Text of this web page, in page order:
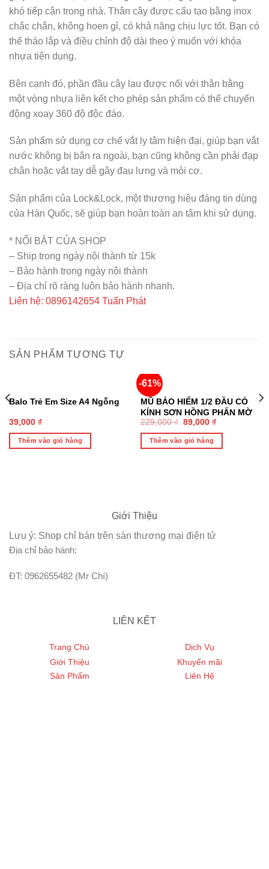
khó tiếp cận trong nhà. Thân cây được cấu tạo bằng inox
chắc chắn, không hoen gỉ, có khả năng chịu lực tốt. Bạn có
thể tháo lắp và điều chỉnh độ dài theo ý muốn với khóa
nhựa tiện dụng.
Bên cạnh đó, phần đầu cây lau được nối với thân bằng
một vòng nhựa liên kết cho phép sản phẩm có thể chuyển
động xoay 360 độ độc đáo.
Sản phẩm sử dụng cơ chế vắt ly tâm hiện đại, giúp bạn vắt
nước không bị bắn ra ngoài, bạn cũng không cần phải đạp
chân hoặc vắt tay dễ gây đau lưng và mỏi cơ.
Sản phẩm của Lock&Lock, một thương hiệu đáng tin dùng
của Hàn Quốc, sẽ giúp bạn hoàn toàn an tâm khi sử dụng.
* NỔI BẬT CỦA SHOP
– Ship trong ngày nội thành từ 15k
– Bảo hành trong ngày nội thành
– Địa chỉ rõ ràng luôn bảo hành nhanh.
Liên hệ: 0896142654 Tuấn Phát
SẢN PHẨM TƯƠNG TỰ
Balo Trẻ Em Size A4 Ngỗng
39,000 ₫
Thêm vào giỏ hàng
-61%
MŨ BẢO HIỂM 1/2 ĐẦU CÓ
KÍNH SƠN HỒNG PHẤN MỜ
BLUE SEA A104K CHÍNH
HÃNG
229,000₫ 89,000 ₫
Thêm vào giỏ hàng
Giới Thiệu
Lưu ý: Shop chỉ bán trên sàn thương mại điện tử
Địa chỉ bảo hành:
ĐT: 0962655482 (Mr Chí)
LIÊN KẾT
Trang Chủ
Giới Thiệu
Sản Phẩm
Dịch Vụ
Khuyến mãi
Liên Hệ